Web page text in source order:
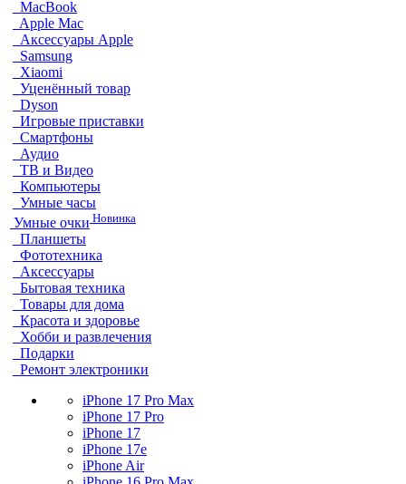
MacBook
Apple Mac
Аксессуары Apple
Samsung
Xiaomi
Уценённый товар
Dyson
Игровые приставки
Смартфоны
Аудио
ТВ и Видео
Компьютеры
Умные часы
Умные очки Новинка
Планшеты
Фототехника
Аксессуары
Бытовая техника
Товары для дома
Красота и здоровье
Хобби и развлечения
Подарки
Ремонт электроники
iPhone 17 Pro Max
iPhone 17 Pro
iPhone 17
iPhone 17e
iPhone Air